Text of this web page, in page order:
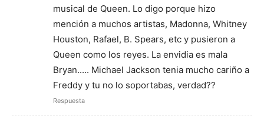
musical de Queen. Lo digo porque hizo
mención a muchos artistas, Madonna, Whitney
Houston, Rafael, B. Spears, etc y pusieron a
Queen como los reyes. La envidia es mala
Bryan..... Michael Jackson tenia mucho cariño a
Freddy y tu no lo soportabas, verdad??
Respuesta